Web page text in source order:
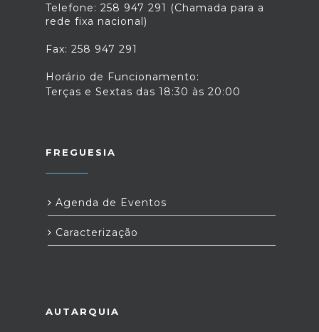
Telefone: 258 947 291 (Chamada para a
rede fixa nacional)
Fax: 258 947 291
Horário de Funcionamento:
Terças e Sextas das 18:30 às 20:00
FREGUESIA
Agenda de Eventos
Caracterização
AUTARQUIA